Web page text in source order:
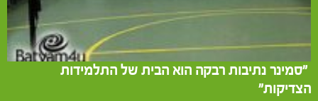
"סמינר נתיבות רבקה הוא הבית של התלמידות
הצדיקות"